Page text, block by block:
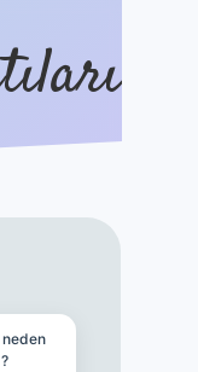
ilbet